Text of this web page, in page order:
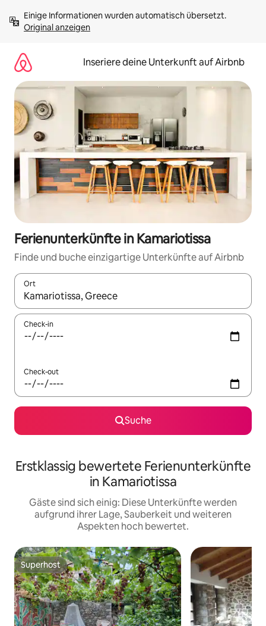
Inhalten
springenOriginal anzeigen
Inseriere deine Unterkunft auf Airbnb
Ferienunterkünfte in Kamariotissa
Finde und buche einzigartige Unterkünfte auf Airbnb
Ort
Wenn Ergebnisse verfügbar sind, navigiere mit den
Check-in
Check-out
Suche
Erstklassig bewertete Ferienunterkünfte
in Kamariotissa
Gäste sind sich einig: Diese Unterkünfte werden
aufgrund ihrer Lage, Sauberkeit und weiteren
Aspekten hoch bewertet.
Superhost
Superhost